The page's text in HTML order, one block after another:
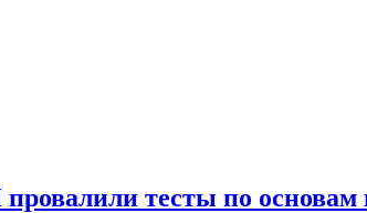
тесты по основам